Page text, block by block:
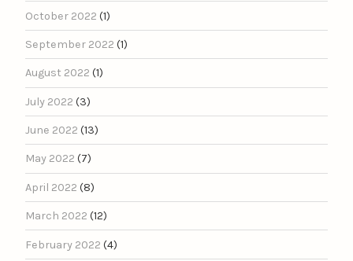
October 2022 (1)
September 2022 (1)
August 2022 (1)
July 2022 (3)
June 2022 (13)
May 2022 (7)
April 2022 (8)
March 2022 (12)
February 2022 (4)